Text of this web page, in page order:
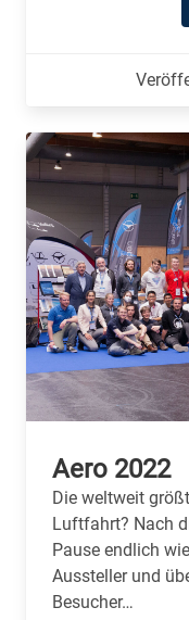
Aero 2022
Die weltweit
Luftfahrt? Nach
Pause endlich
Aussteller und
Besucher…